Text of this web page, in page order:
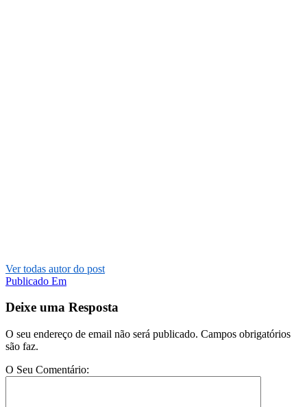
Ver todas autor do post
Post
Publicado Em
Deixe uma Resposta
O seu endereço de email não será publicado. Campos obrigatórios
são faz.
O Seu Comentário: